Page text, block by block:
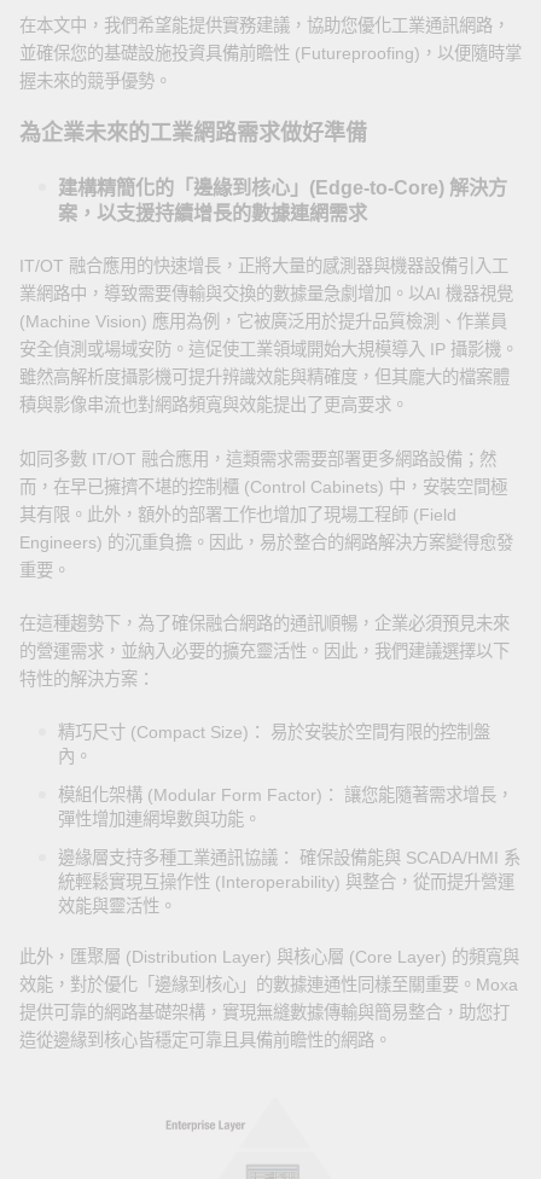
在本文中，我們希望能提供實務建議，協助您優化工業通訊網路，
並確保您的基礎設施投資具備前瞻性 (Futureproofing)，以便隨時掌
握未來的競爭優勢。
為企業未來的工業網路需求做好準備
建構精簡化的「邊緣到核心」(Edge-to-Core) 解決方
案，以支援持續增長的數據連網需求
IT/OT 融合應用的快速增長，正將大量的感測器與機器設備引入工
業網路中，導致需要傳輸與交換的數據量急劇增加。以AI 機器視覺
(Machine Vision) 應用為例，它被廣泛用於提升品質檢測、作業員
安全偵測或場域安防。這促使工業領域開始大規模導入 IP 攝影機。
雖然高解析度攝影機可提升辨識效能與精確度，但其龐大的檔案體
積與影像串流也對網路頻寬與效能提出了更高要求。
如同多數 IT/OT 融合應用，這類需求需要部署更多網路設備；然
而，在早已擁擠不堪的控制櫃 (Control Cabinets) 中，安裝空間極
其有限。此外，額外的部署工作也增加了現場工程師 (Field
Engineers) 的沉重負擔。因此，易於整合的網路解決方案變得愈發
重要。
在這種趨勢下，為了確保融合網路的通訊順暢，企業必須預見未來
的營運需求，並納入必要的擴充靈活性。因此，我們建議選擇以下
特性的解決方案：
精巧尺寸 (Compact Size)： 易於安裝於空間有限的控制盤
內。
模組化架構 (Modular Form Factor)： 讓您能隨著需求增長，
彈性增加連網埠數與功能。
邊緣層支持多種工業通訊協議： 確保設備能與 SCADA/HMI 系
統輕鬆實現互操作性 (Interoperability) 與整合，從而提升營運
效能與靈活性。
此外，匯聚層 (Distribution Layer) 與核心層 (Core Layer) 的頻寬與
效能，對於優化「邊緣到核心」的數據連通性同樣至關重要。Moxa
提供可靠的網路基礎架構，實現無縫數據傳輸與簡易整合，助您打
造從邊緣到核心皆穩定可靠且具備前瞻性的網路。